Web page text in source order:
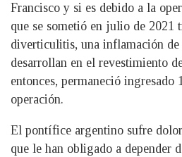
Francisco y si es debido a la
que se sometió en julio de 2021
diverticulitis, una inflamación de
desarrollan en el revestimiento
entonces, permaneció ingresado
operación.
El pontífice argentino sufre
que le han obligado a depender